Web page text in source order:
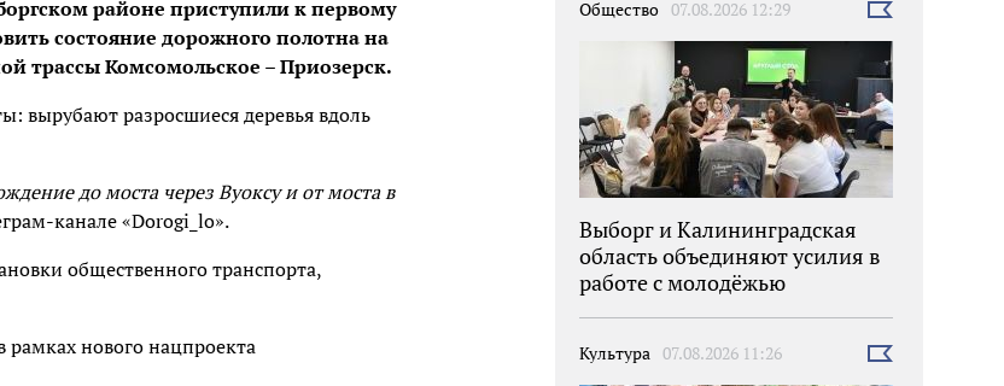
районе приступили к первому
состояние дорожного полотна на
трассы Комсомольское – Приозерск.
вырубают разросшиеся деревья вдоль
до моста через Вуоксу и от моста в
канале «Dorogi_lo».
общественного транспорта,
рамках нового нацпроекта
Общество 07.08.2026 12:29
Выбрать
Выборг и Калининградская
область объединяют усилия в
работе с молодёжью
Культура 07.08.2026 11:26
Выбрать